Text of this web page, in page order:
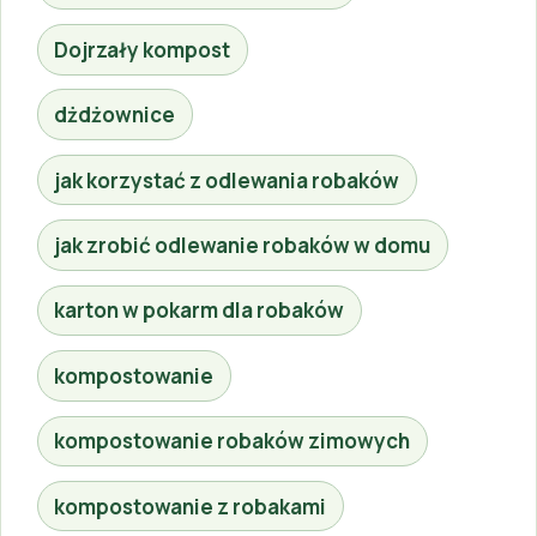
Dojrzały kompost
dżdżownice
jak korzystać z odlewania robaków
jak zrobić odlewanie robaków w domu
karton w pokarm dla robaków
kompostowanie
kompostowanie robaków zimowych
kompostowanie z robakami